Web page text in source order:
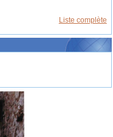
Liste complète